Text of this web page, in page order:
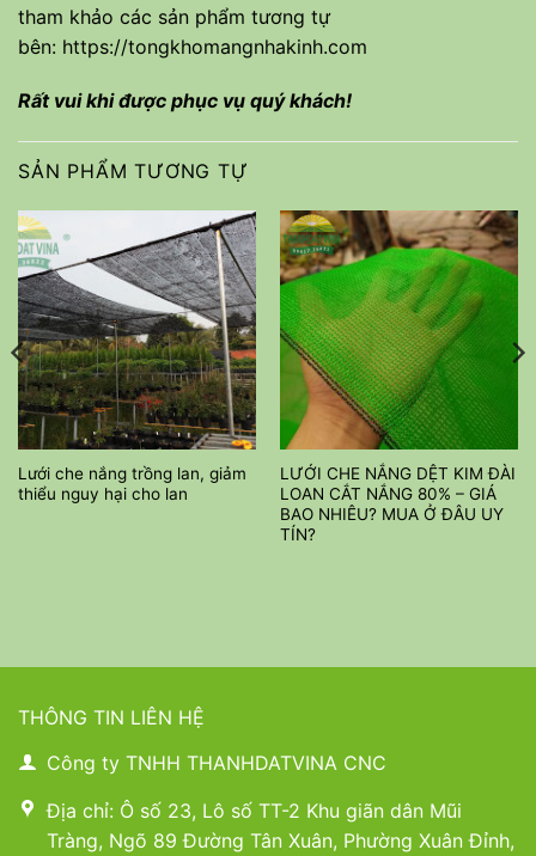
tham khảo các sản phẩm tương tự
bên: https://tongkhomangnhakinh.com
Rất vui khi được phục vụ quý khách!
SẢN PHẨM TƯƠNG TỰ
Lưới che nắng trồng lan, giảm
thiểu nguy hại cho lan
LƯỚI CHE NẮNG DỆT KIM ĐÀI
LOAN CẮT NẮNG 80% – GIÁ
BAO NHIÊU? MUA Ở ĐÂU UY
TÍN?
THÔNG TIN LIÊN HỆ
Công ty TNHH THANHDATVINA CNC
Địa chỉ: Ô số 23, Lô số TT-2 Khu giãn dân Mũi
Tràng, Ngõ 89 Đường Tân Xuân, Phường Xuân Đỉnh,